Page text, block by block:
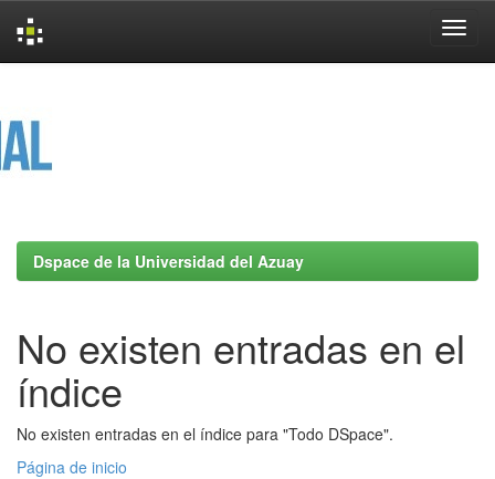
Dspace de la Universidad del Azuay
No existen entradas en el
índice
No existen entradas en el índice para "Todo DSpace".
Página de inicio